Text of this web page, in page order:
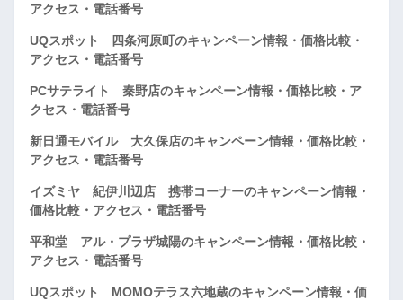
アクセス・電話番号
UQスポット 四条河原町のキャンペーン情報・価格比較・
アクセス・電話番号
PCサテライト 秦野店のキャンペーン情報・価格比較・ア
クセス・電話番号
新日通モバイル 大久保店のキャンペーン情報・価格比較・
アクセス・電話番号
イズミヤ 紀伊川辺店 携帯コーナーのキャンペーン情報・
価格比較・アクセス・電話番号
平和堂 アル・プラザ城陽のキャンペーン情報・価格比較・
アクセス・電話番号
UQスポット MOMOテラス六地蔵のキャンペーン情報・価